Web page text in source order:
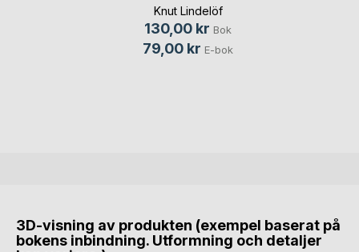
Knut Lindelöf
130,00 kr Bok
79,00 kr E-bok
3D-visning av produkten (exempel baserat på
bokens inbindning. Utformning och detaljer